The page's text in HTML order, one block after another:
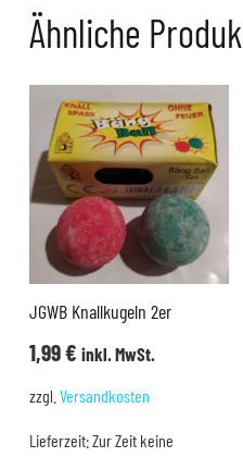
Ähnliche
JGWB Knallkugeln 2er
1,99€ inkl. MwSt.
zzgl. Versandkosten
Lieferzeit:Zur Zeit keine